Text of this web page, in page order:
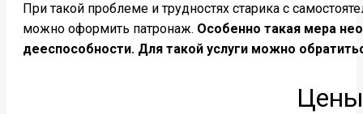
При такой проблеме и трудностях старика с
можно оформить патронаж. Особенно такая мера
дееспособности. Для такой услуги можно